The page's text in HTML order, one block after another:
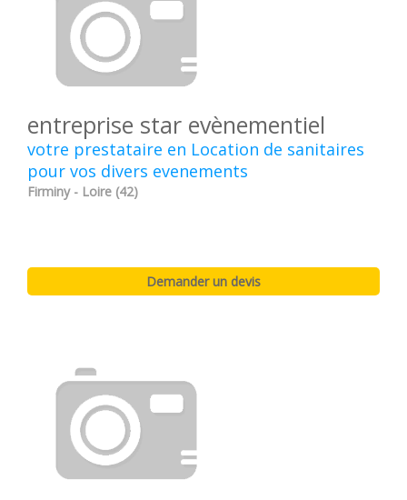
entreprise star evènementiel
votre prestataire en Location de sanitaires
pour vos divers evenements
Firminy - Loire (42)